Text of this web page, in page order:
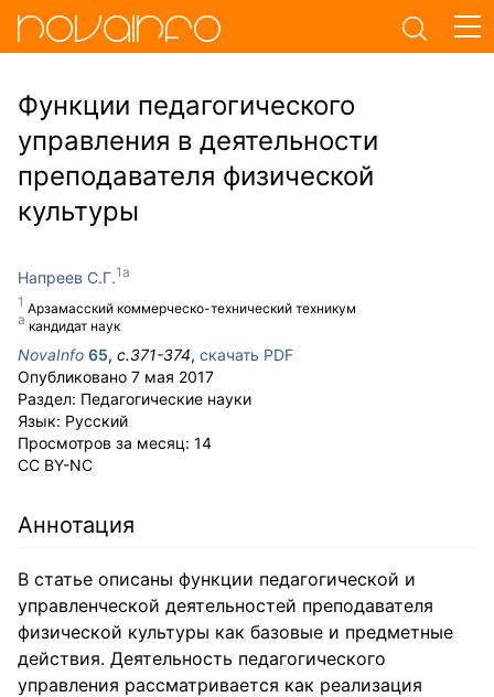
Функции педагогического
управления в деятельности
преподавателя физической
культуры
Напреев С.Г.
Арзамасский коммерческо-технический техникум
кандидат наук
NovaInfo 65, с.371-374, скачать PDF
Опубликовано 7 мая 2017
Раздел: Педагогические науки
Язык: Русский
Просмотров за месяц: 14
CC BY-NC
Аннотация
В статье описаны функции педагогической и
управленческой деятельностей преподавателя
физической культуры как базовые и предметные
действия. Деятельность педагогического
управления рассматривается как реализация